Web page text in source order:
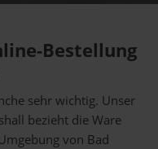
Bestellung
sehr wichtig. Unser
bezieht die Ware
von Bad